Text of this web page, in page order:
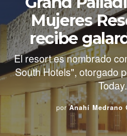
Mujeres
recibe
El resort es nombrado
South Hotels", otorgado
Today.
por Anahí Medrano